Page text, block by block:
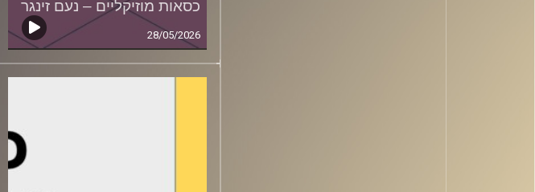
כסאות מוזיקליים – נעם זינגר
28/05/2026